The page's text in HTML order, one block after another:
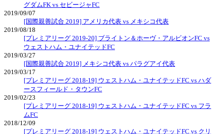
グダムFK vs セビージャFC
2019/09/07
[国際親善試合 2019] アメリカ代表 vs メキシコ代表
2019/08/18
[プレミアリーグ 2019-20] ブライトン＆ホーヴ・アルビオンFC vs
ウェストハム・ユナイテッドFC
2019/03/27
[国際親善試合 2019] メキシコ代表 vs パラグアイ代表
2019/03/17
[プレミアリーグ 2018-19] ウェストハム・ユナイテッドFC vs ハダ
ースフィールド・タウンFC
2019/02/23
[プレミアリーグ 2018-19] ウェストハム・ユナイテッドFC vs フラ
ムFC
2018/12/09
[プレミアリーグ 2018-19] ウェストハム・ユナイテッドFC vs クリ